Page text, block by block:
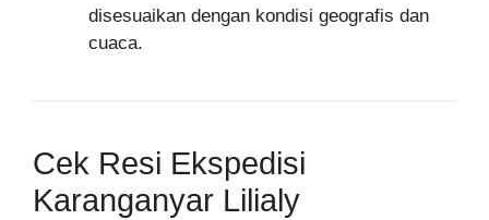
disesuaikan dengan kondisi geografis dan
cuaca.
Cek Resi Ekspedisi
Karanganyar Lilialy